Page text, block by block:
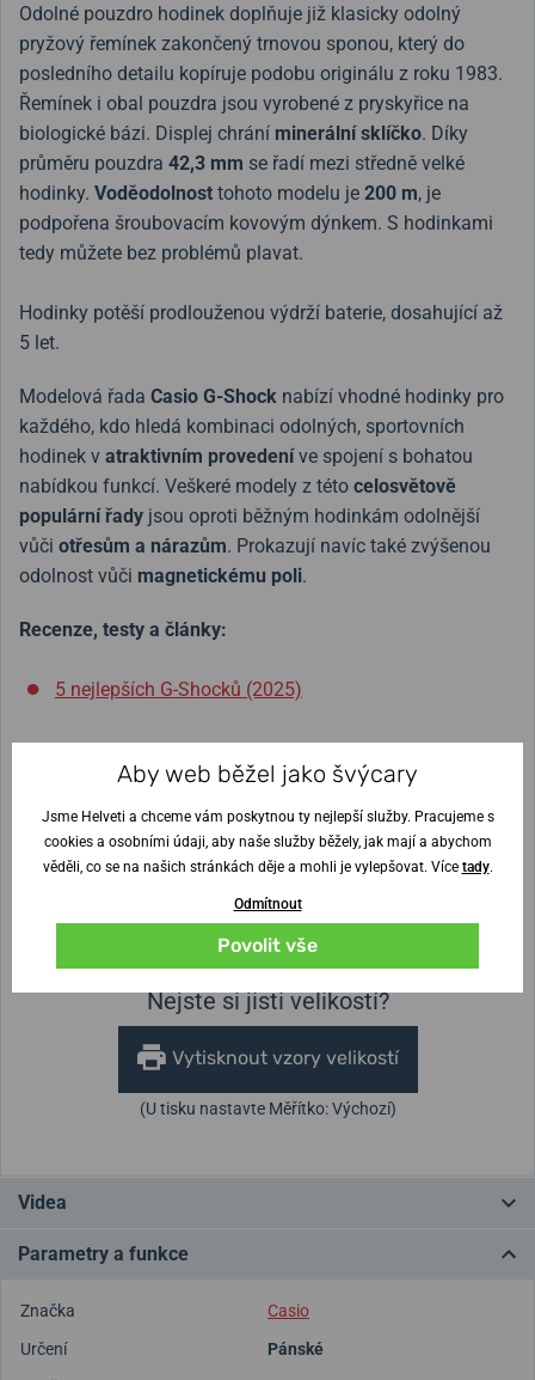
Odolné pouzdro hodinek doplňuje již klasicky odolný
pryžový řemínek zakončený trnovou sponou, který do
posledního detailu kopíruje podobu originálu z roku 1983.
Řemínek i obal pouzdra jsou vyrobené z pryskyřice na
biologické bázi. Displej chrání minerální sklíčko. Díky
průměru pouzdra 42,3 mm se řadí mezi středně velké
hodinky. Voděodolnost tohoto modelu je 200 m, je
podpořena šroubovacím kovovým dýnkem. S hodinkami
tedy můžete bez problémů plavat.
Hodinky potěší prodlouženou výdrží baterie, dosahující až
5 let.
Modelová řada Casio G-Shock nabízí vhodné hodinky pro
každého, kdo hledá kombinaci odolných, sportovních
hodinek v atraktivním provedeníve spojení s bohatou
nabídkou funkcí. Veškeré modely z této celosvětově
populární řady jsou oproti běžným hodinkám odolnější
vůči otřesům a nárazům. Prokazují navíc také zvýšenou
odolnost vůči magnetickému poli.
Recenze, testy a články:
5 nejlepších G-Shocků (2025)
Šířka řemínku
13,1 mm
Průměr pouzdra
42,3 mm
Nejste si jisti velikostí?
Vytisknout vzory velikostí
(U tisku nastavte Měřítko: Výchozí)
Videa
Parametry a funkce
Značka
Casio
Určení
Pánské
Aby web běžel jako švýcary
Jsme Helveti a chceme vám poskytnou ty nejlepší služby. Pracujeme s
cookies a osobními údaji, aby naše služby běžely, jak mají a abychom
věděli, co se na našich stránkách děje a mohli je vylepšovat. Více tady.
Odmítnout
Povolit vše